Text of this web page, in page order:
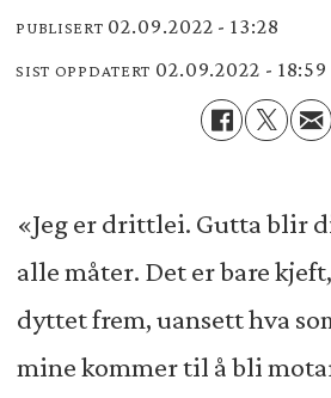
PUBLISERT 02.09.2022 - 13:28
SIST OPPDATERT 02.09.2022 - 18:59
«Jeg er drittlei. Gutta blir
alle måter. Det er bare
dyttet frem, uansett hva
mine kommer til å bli